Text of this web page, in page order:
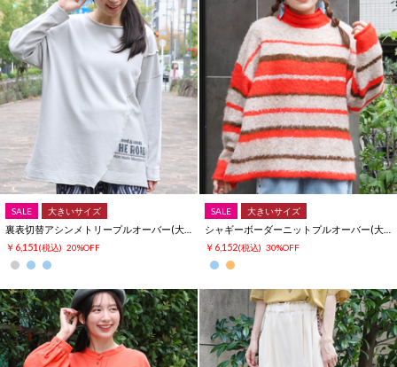
SALE 大きいサイズ
￥6,151 (税込) 20%OFF
SALE 大きいサイズ
￥6,152(税込) 30%OFF